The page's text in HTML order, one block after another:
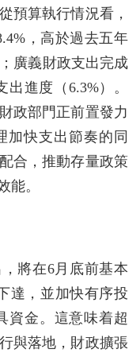
預算執行情況看，
，高於過去五年
廣義財政支出完成
進度（6.3%）。
政部門正前置發力
加快支出節奏的同
合，推動存量政策
能。
將在6月底前基本
達，並加快有序投
資金。這意味着超
與落地，財政擴張